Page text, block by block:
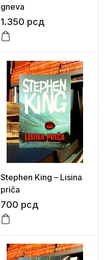
gneva
1.350 рсд
Stephen King – Lisina
priča
700 рсд